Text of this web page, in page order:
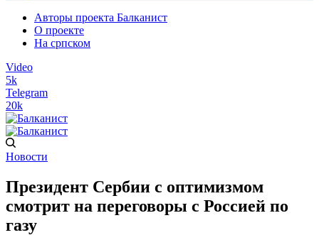
Авторы проекта Балканист
О проекте
На српском
Video
5k
Telegram
20k
Новости
Президент Сербии с оптимизмом
смотрит на переговоры с Россией по
газу